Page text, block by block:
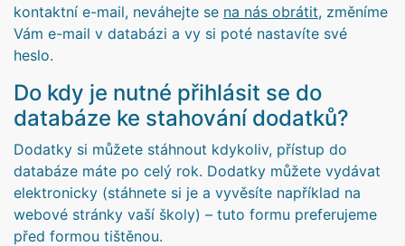
kontaktní e-mail, neváhejte se na nás obrátit, změníme
Vám e-mail v databázi a vy si poté nastavíte své
heslo.
Do kdy je nutné přihlásit se do
databáze ke stahování dodatků?
Dodatky si můžete stáhnout kdykoliv, přístup do
databáze máte po celý rok. Dodatky můžete vydávat
elektronicky (stáhnete si je a vyvěsíte například na
webové stránky vaší školy) – tuto formu preferujeme
před formou tištěnou.